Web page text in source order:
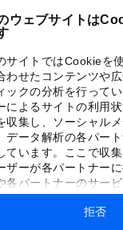
ウェブサイトは
サイトではCookieを
わせたコンテンツや
ックの分析を行って
によるサイトの利用
収集し、ソーシャル
データ解析の各パー
ています。ここで収集
ザーが各パートナー
各パートナーのサー
集された情報と組み
ーによって使用される
拒否
の取り組み
バシーポリシーと利